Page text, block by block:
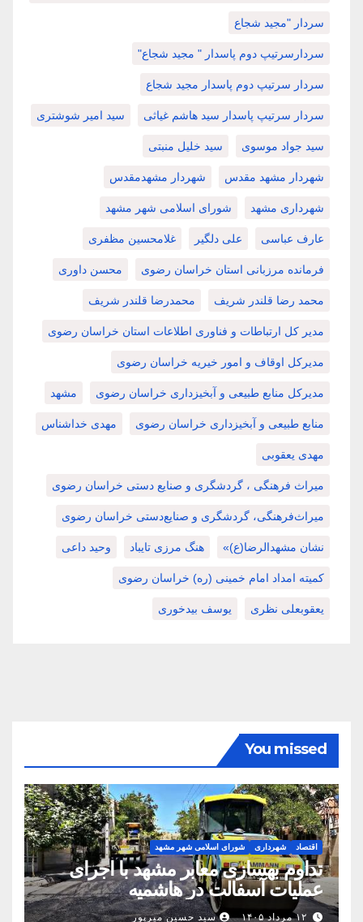
سردار "مجید شجاع
سردارسرتیپ دوم پاسدار " مجید شجاع"
سردار سرتیپ دوم پاسدار مجید شجاع
سردار سرتیپ پاسدار سید هاشم غیاثی سید امیر شوشتری
سید جواد موسوی سید خلیل منبتی
شهردار مشهد مقدس شهردار مشهدمقدس
شهرداری مشهد شورای اسلامی شهر مشهد
عارف عباسی علی دلگیر غلامحسین مظفری
فرمانده مرزبانی استان خراسان رضوی محسن داوری
محمد رضا قلندر شریف محمدرضا قلندر شریف
مدیر کل ارتباطات و فناوری اطلاعات استان خراسان رضوی
مدیرکل اوقاف و امور خیریه خراسان رضوی
مدیرکل منابع طبیعی و آبخیزداری خراسان رضوی مشهد
منابع طبیعی و آبخیزداری خراسان رضوی مهدی خداشناس
مهدی یعقوبی
میراث فرهنگی ، گردشگری و صنایع دستی خراسان رضوی
میراث‌فرهنگی، گردشگری و صنایع‌دستی خراسان رضوی
نشان مشهدالرضا(ع)» هنگ مرزی تایباد وحید داعی
کمیته امداد امام خمینی (ره) خراسان رضوی
یعقوبعلی نظری یوسف بیدخوری
You missed
اقتصاد شهرداری شورای اسلامی شهر مشهد
تداوم بهسازی معابر مشهد با اجرای
عملیات آسفالت در هاشمیه
۱۲ مرداد ۱۴۰۵ سید حسین میرپور